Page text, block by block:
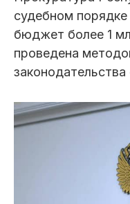
судебном
бюджет более 1
проведена
законодательства